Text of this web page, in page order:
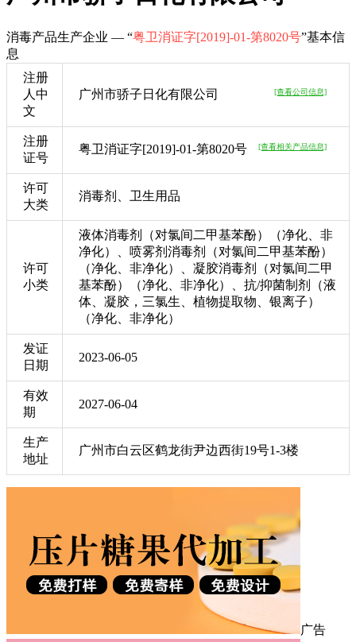
消毒产品生产企业 — “粤卫消证字[2019]-01-第8020号”基本信
息
注册
人中
文
广州市骄子日化有限公司 [查看公司信息]
注册
证号
粤卫消证字[2019]-01-第8020号 [查看相关产品信息]
许可
大类
消毒剂、卫生用品
许可
小类
液体消毒剂（对氯间二甲基苯酚）（净化、非
净化）、喷雾剂消毒剂（对氯间二甲基苯酚）
（净化、非净化）、凝胶消毒剂（对氯间二甲
基苯酚）（净化、非净化）、抗/抑菌制剂（液
体、凝胶，三氯生、植物提取物、银离子）
（净化、非净化）
发证
日期
2023-06-05
有效
期
2027-06-04
生产
地址
广州市白云区鹤龙街尹边西街19号1-3楼
广告